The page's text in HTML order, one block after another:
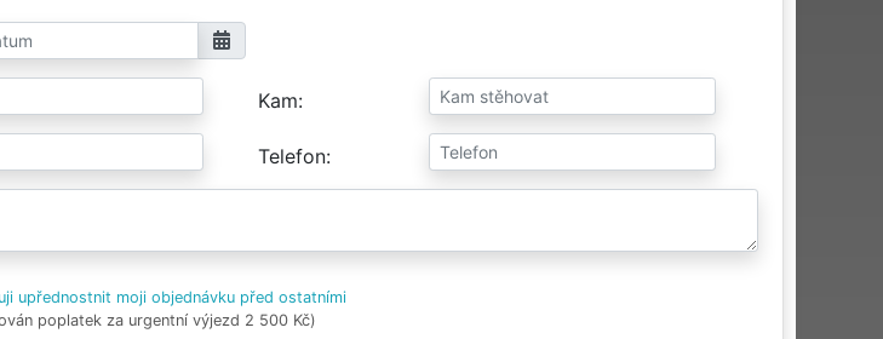
Kam
Telefon
upřednostnit moji objednávku před ostatními
poplatek za urgentní výjezd 2 500 Kč)